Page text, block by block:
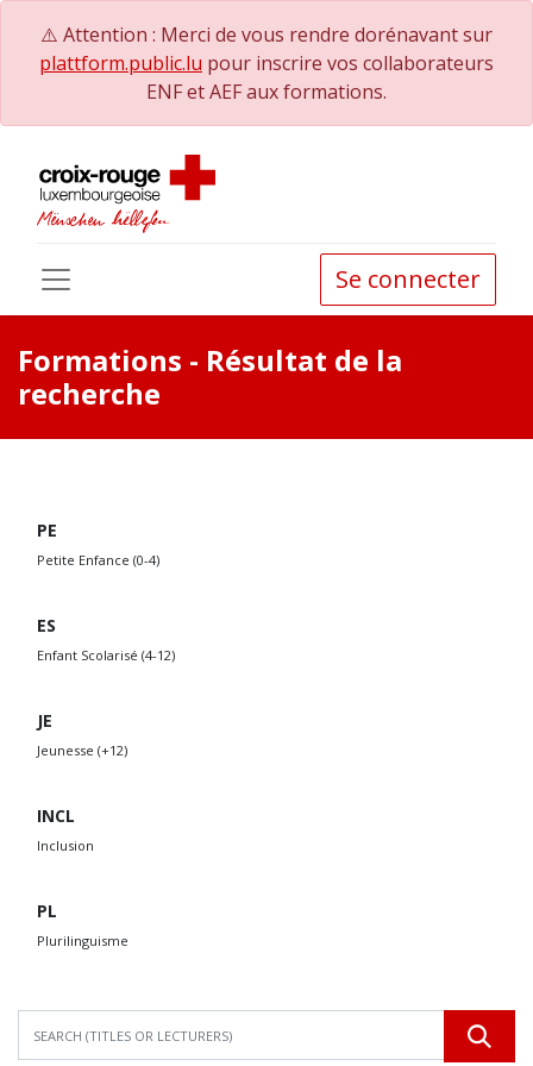
⚠️ Attention : Merci de vous rendre dorénavant sur
plattform.public.lu pour inscrire vos collaborateurs
ENF et AEF aux formations.
Se connecter
Formations - Résultat de la
recherche
PE
Petite Enfance (0-4)
ES
Enfant Scolarisé (4-12)
JE
Jeunesse (+12)
INCL
Inclusion
PL
Plurilinguisme